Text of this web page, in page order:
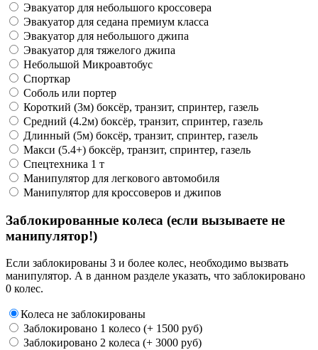
Эвакуатор для небольшого кроссовера
Эвакуатор для седана премиум класса
Эвакуатор для небольшого джипа
Эвакуатор для тяжелого джипа
Небольшой Микроавтобус
Спорткар
Соболь или портер
Короткий (3м) боксёр, транзит, спринтер, газель
Средний (4.2м) боксёр, транзит, спринтер, газель
Длинный (5м) боксёр, транзит, спринтер, газель
Макси (5.4+) боксёр, транзит, спринтер, газель
Спецтехника 1 т
Манипулятор для легкового автомобиля
Манипулятор для кроссоверов и джипов
Заблокированные колеса (если вызываете не
манипулятор!)
Если заблокированы 3 и более колес, необходимо вызвать
манипулятор. А в данном разделе указать, что заблокировано
0 колес.
Колеса не заблокированы
Заблокировано 1 колесо (+ 1500 руб)
Заблокировано 2 колеса (+ 3000 руб)